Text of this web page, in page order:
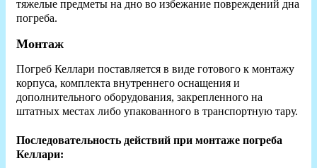
тяжелые предметы на дно во избежание повреждений дна
погреба.
Монтаж
Погреб Келлари поставляется в виде готового к монтажу
корпуса, комплекта внутреннего оснащения и
дополнительного оборудования, закрепленного на
штатных местах либо упакованного в транспортную тару.
Последовательность действий при монтаже погреба
Келлари: